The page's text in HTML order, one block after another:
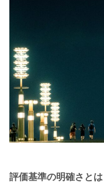
評価基準の明確さとは